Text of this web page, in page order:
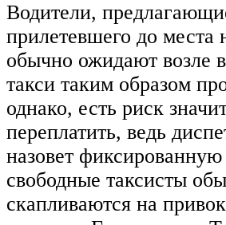
Водители,
прилетевшего до места
обычно ожидают возле
такси таким образом
однако, есть риск
переплатить, ведь
назовет фиксированную
свободные таксисты
скапливаются на